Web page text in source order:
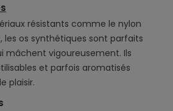
résistants comme le nylon
les os synthétiques sont parfaits
mâchent vigoureusement. Ils
et parfois aromatisés
plaisir.